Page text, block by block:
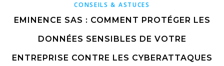
CONSEILS & ASTUCES
EMINENCE SAS : COMMENT PROTÉGER LES
DONNÉES SENSIBLES DE VOTRE
ENTREPRISE CONTRE LES CYBERATTAQUES